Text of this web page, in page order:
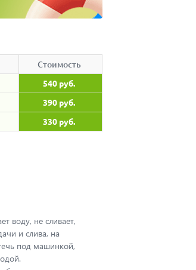
Стоимость
540 руб.
390 руб.
330 руб.
воду, не сливает,
и слива, на
под машинкой,